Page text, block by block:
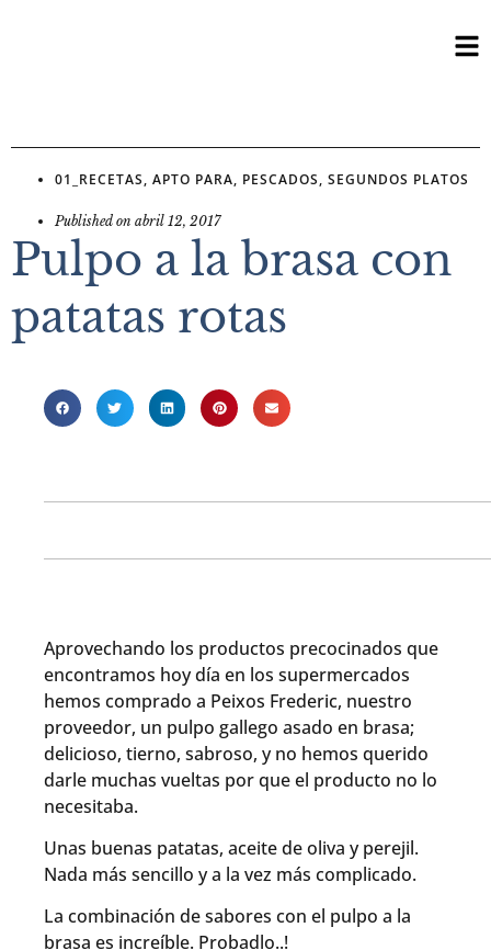
01_RECETAS, APTO PARA, PESCADOS, SEGUNDOS PLATOS
Published on abril 12, 2017
Pulpo a la brasa con
patatas rotas
Aprovechando los productos precocinados que
encontramos hoy día en los supermercados
hemos comprado a Peixos Frederic, nuestro
proveedor, un pulpo gallego asado en brasa;
delicioso, tierno, sabroso, y no hemos querido
darle muchas vueltas por que el producto no lo
necesitaba.
Unas buenas patatas, aceite de oliva y perejil.
Nada más sencillo y a la vez más complicado.
La combinación de sabores con el pulpo a la
brasa es increíble. Probadlo..!